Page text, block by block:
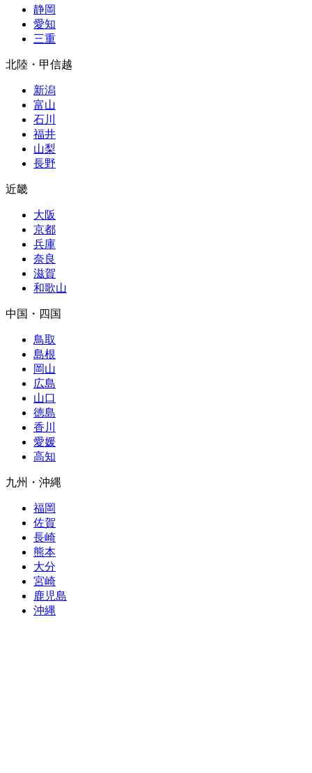
静岡
愛知
三重
北陸・甲信越
新潟
富山
石川
福井
山梨
長野
近畿
大阪
京都
兵庫
奈良
滋賀
和歌山
中国・四国
鳥取
島根
岡山
広島
山口
徳島
香川
愛媛
高知
九州・沖縄
福岡
佐賀
長崎
熊本
大分
宮崎
鹿児島
沖縄